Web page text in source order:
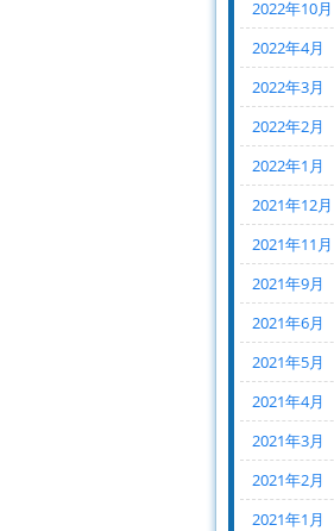
2022年10月
2022年4月
2022年3月
2022年2月
2022年1月
2021年12月
2021年11月
2021年9月
2021年6月
2021年5月
2021年4月
2021年3月
2021年2月
2021年1月